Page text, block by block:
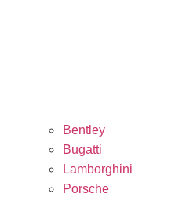
Bentley
Bugatti
Lamborghini
Porsche